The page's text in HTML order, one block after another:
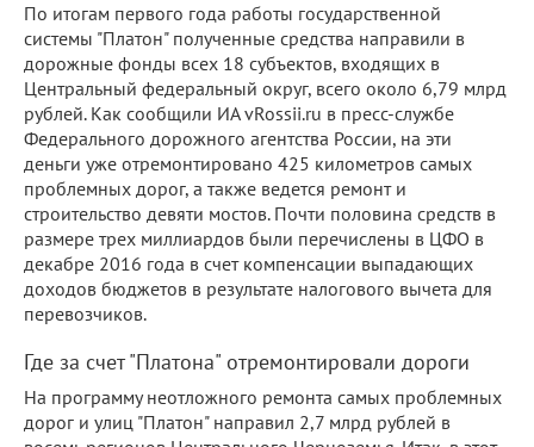
По итогам первого года работы государственной
системы "Платон" полученные средства направили в
дорожные фонды всех 18 субъектов, входящих в
Центральный федеральный округ, всего около 6,79 млрд
рублей. Как сообщили ИА vRossii.ru в пресс-службе
Федерального дорожного агентства России, на эти
деньги уже отремонтировано 425 километров самых
проблемных дорог, а также ведется ремонт и
строительство девяти мостов. Почти половина средств в
размере трех миллиардов были перечислены в ЦФО в
декабре 2016 года в счет компенсации выпадающих
доходов бюджетов в результате налогового вычета для
перевозчиков.
Где за счет "Платона" отремонтировали дороги
На программу неотложного ремонта самых проблемных
дорог и улиц "Платон" направил 2,7 млрд рублей в